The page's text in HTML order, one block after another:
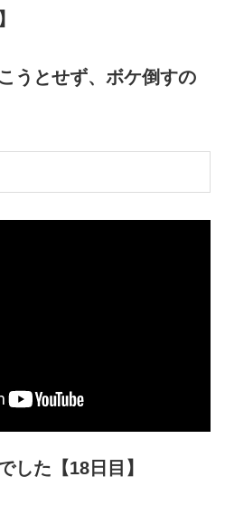
うとせず、ボケ倒すの
した【18日目】